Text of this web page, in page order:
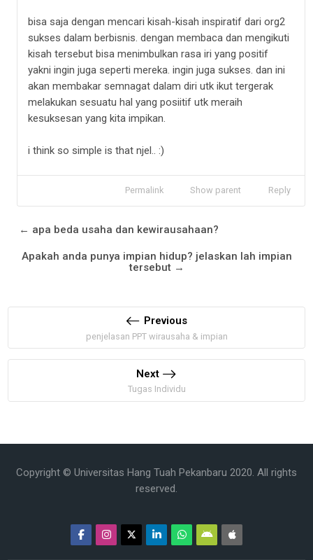
bisa saja dengan mencari kisah-kisah inspiratif dari org2
sukses dalam berbisnis. dengan membaca dan mengikuti
kisah tersebut bisa menimbulkan rasa iri yang positif
yakni ingin juga seperti mereka. ingin juga sukses. dan ini
akan membakar semnagat dalam diri utk ikut tergerak
melakukan sesuatu hal yang posiitif utk meraih
kesuksesan yang kita impikan.
i think so simple is that njel.. :)
Permalink Show parent Reply
← apa beda usaha dan kewirausahaan?
Apakah anda punya impian hidup? jelaskan lah impian
tersebut →
Previous
penjelasan PPT wirausaha & impian
Next
Tugas Individu
Copyright © Universitas Hang Tuah Pekanbaru 2020. All rights
reserved.